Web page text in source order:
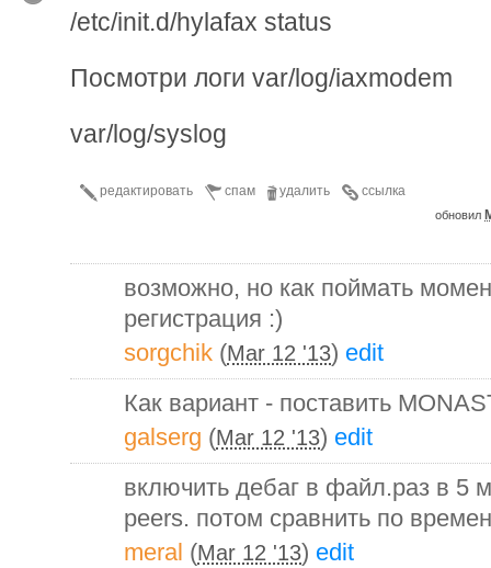
/etc/init.d/hylafax status
Посмотри логи var/log/iaxmodem
var/log/syslog
ссылка
удалить
спам
редактировать
обновил
возможно, но как поймать
регистрация :)
sorgchik (Mar 12 '13) edit
Как вариант - поставить
galserg (Mar 12 '13) edit
включить дебаг в файл.раз в 5
peers. потом сравнить по
meral (Mar 12 '13) edit